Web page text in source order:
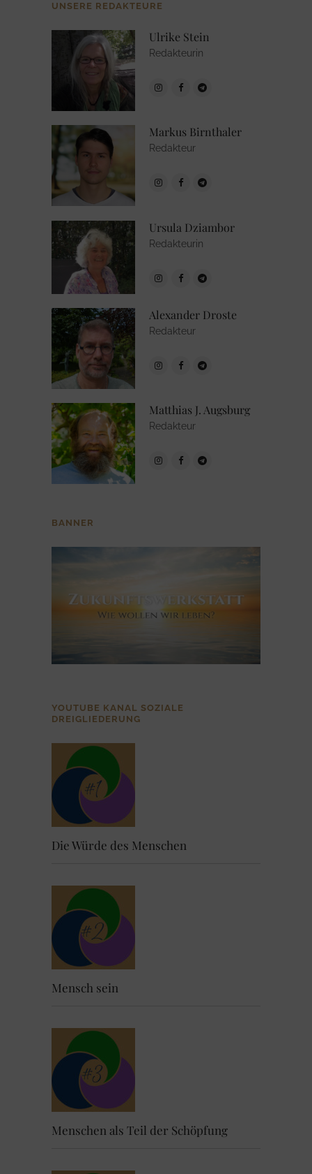
UNSERE REDAKTEURE
Ulrike Stein
Redakteurin
Markus Birnthaler
Redakteur
Ursula Dziambor
Redakteurin
Alexander Droste
Redakteur
Matthias J. Augsburg
Redakteur
BANNER
YOUTUBE KANAL SOZIALE
DREIGLIEDERUNG
Die Würde des Menschen
Mensch sein
Menschen als Teil der Schöpfung